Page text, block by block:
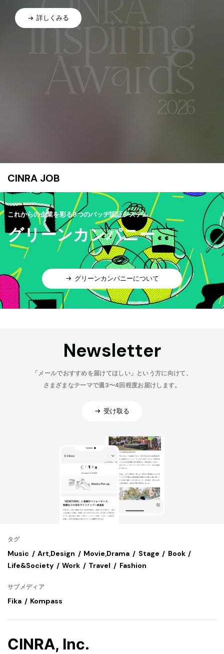
詳しくみる
CINRA JOB
これからの企業を彩る9つのバッヂ認証システム
グリーンカンパニー
グリーンカンパニーについて
Newsletter
「メールでおすすめを届けてほしい」という方に向けて、
さまざまなテーマで週3〜4回程度お届けします。
受け取る
タグ
Music Art,Design Movie,Drama Stage
Book
Life&Society
Work Travel Fashion
サブメディア
Fika Kompass
CINRA, Inc.